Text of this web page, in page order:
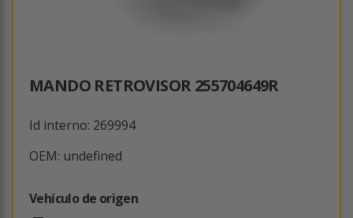
MANDO RETROVISOR 255704649R
Id interno: 269994
OEM: undefined
Vehículo de origen